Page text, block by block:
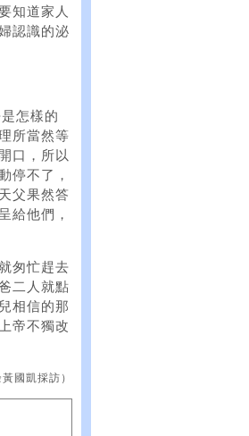
知道家人
認識的泌
怎樣的
所當然等
口，所以
停不了，
父果然答
給他們，
匆忙趕去
二人就點
相信的那
帝不獨改
黃國凱採訪）